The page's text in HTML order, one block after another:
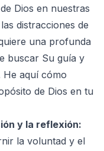
Dios en nuestras
distracciones de
una profunda
buscar Su guía y
He aquí cómo
de Dios en tu
y la reflexión:
la voluntad y el